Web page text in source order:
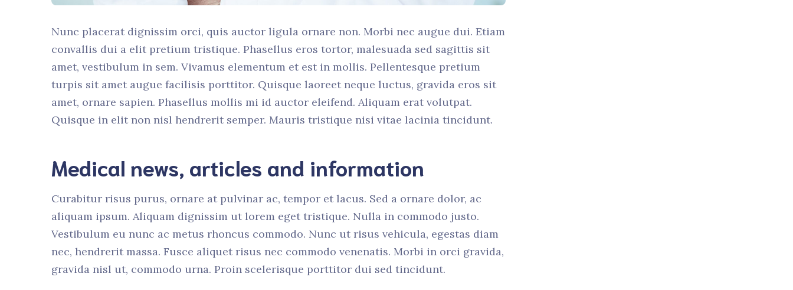
Nunc placerat dignissim orci, quis auctor ligula ornare non. Morbi nec augue dui. Etiam
convallis dui a elit pretium tristique. Phasellus eros tortor, malesuada sed sagittis sit
amet, vestibulum in sem. Vivamus elementum et est in mollis. Pellentesque pretium
turpis sit amet augue facilisis porttitor. Quisque laoreet neque luctus, gravida eros sit
amet, ornare sapien. Phasellus mollis mi id auctor eleifend. Aliquam erat volutpat.
Quisque in elit non nisl hendrerit semper. Mauris tristique nisi vitae lacinia tincidunt.
Medical news, articles and information
Curabitur risus purus, ornare at pulvinar ac, tempor et lacus. Sed a ornare dolor, ac
aliquam ipsum. Aliquam dignissim ut lorem eget tristique. Nulla in commodo justo.
Vestibulum eu nunc ac metus rhoncus commodo. Nunc ut risus vehicula, egestas diam
nec, hendrerit massa. Fusce aliquet risus nec commodo venenatis. Morbi in orci gravida,
gravida nisl ut, commodo urna. Proin scelerisque porttitor dui sed tincidunt.